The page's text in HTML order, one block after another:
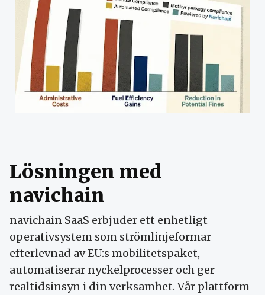
Lösningen med
navichain
navichain SaaS erbjuder ett enhetligt
operativsystem som strömlinjeformar
efterlevnad av EU:s mobilitetspaket,
automatiserar nyckelprocesser och ger
realtidsinsyn i din verksamhet. Vår plattform